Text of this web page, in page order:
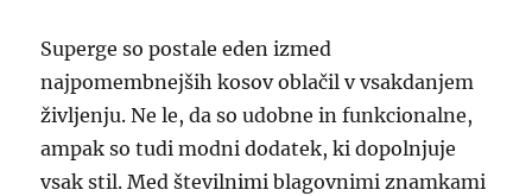
Superge so postale eden izmed
najpomembnejših kosov oblačil v vsakdanjem
življenju. Ne le, da so udobne in funkcionalne,
ampak so tudi modni dodatek, ki dopolnjuje
vsak stil. Med številnimi blagovnimi znamkami